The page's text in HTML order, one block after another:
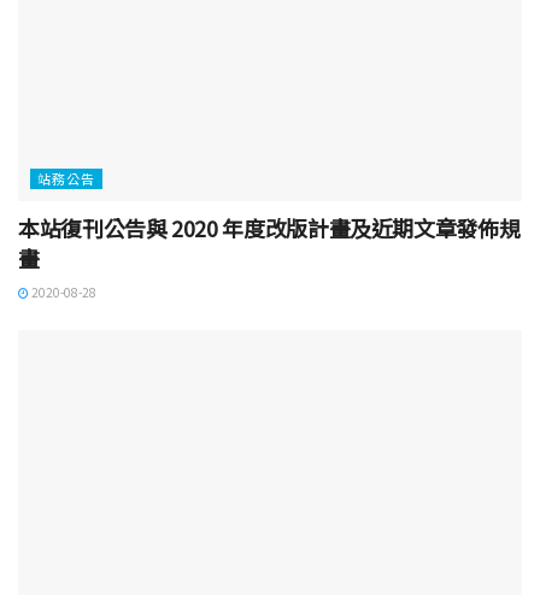
站務公告
本站復刊公告與 2020 年度改版計畫及近期文章發佈規
畫
2020-08-28